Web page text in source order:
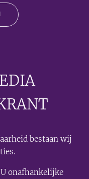
🟣
bestaan wij
onafhankelijke